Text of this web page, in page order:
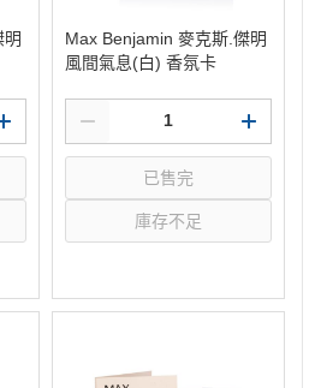
Max Benjamin 麥克斯.傑明
風間氣息(白) 香氛卡
已售完
庫存不足